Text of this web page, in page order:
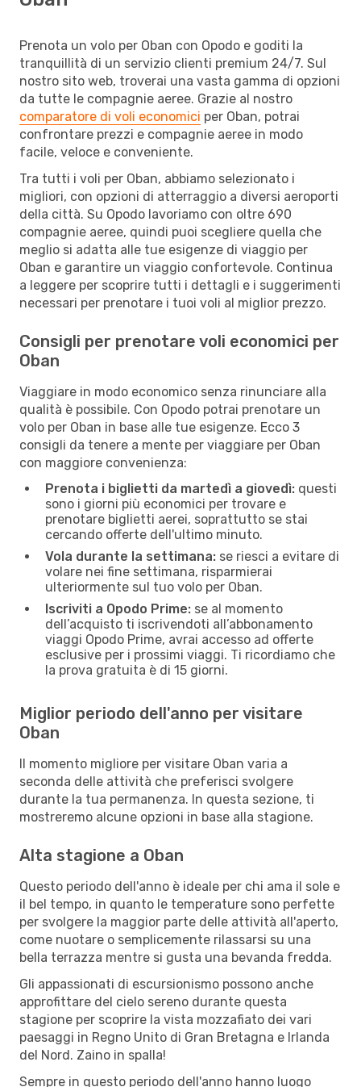
Prenota un volo per Oban con Opodo e goditi la
tranquillità di un servizio clienti premium 24/7. Sul
nostro sito web, troverai una vasta gamma di opzioni
da tutte le compagnie aeree. Grazie al nostro
comparatore di voli economici per Oban, potrai
confrontare prezzi e compagnie aeree in modo
facile, veloce e conveniente.
Tra tutti i voli per Oban, abbiamo selezionato i
migliori, con opzioni di atterraggio a diversi aeroporti
della città. Su Opodo lavoriamo con oltre 690
compagnie aeree, quindi puoi scegliere quella che
meglio si adatta alle tue esigenze di viaggio per
Oban e garantire un viaggio confortevole. Continua
a leggere per scoprire tutti i dettagli e i suggerimenti
necessari per prenotare i tuoi voli al miglior prezzo.
Consigli per prenotare voli economici per
Oban
Viaggiare in modo economico senza rinunciare alla
qualità è possibile. Con Opodo potrai prenotare un
volo per Oban in base alle tue esigenze. Ecco 3
consigli da tenere a mente per viaggiare per Oban
con maggiore convenienza:
Prenota i biglietti da martedì a giovedì: questi
sono i giorni più economici per trovare e
prenotare biglietti aerei, soprattutto se stai
cercando offerte dell'ultimo minuto.
Vola durante la settimana: se riesci a evitare di
volare nei fine settimana, risparmierai
ulteriormente sul tuo volo per Oban.
Iscriviti a Opodo Prime: se al momento
dell’acquisto ti iscrivendoti all’abbonamento
viaggi Opodo Prime, avrai accesso ad offerte
esclusive per i prossimi viaggi. Ti ricordiamo che
la prova gratuita è di 15 giorni.
Miglior periodo dell'anno per visitare
Oban
Il momento migliore per visitare Oban varia a
seconda delle attività che preferisci svolgere
durante la tua permanenza. In questa sezione, ti
mostreremo alcune opzioni in base alla stagione.
Alta stagione a Oban
Questo periodo dell'anno è ideale per chi ama il sole e
il bel tempo, in quanto le temperature sono perfette
per svolgere la maggior parte delle attività all'aperto,
come nuotare o semplicemente rilassarsi su una
bella terrazza mentre si gusta una bevanda fredda.
Gli appassionati di escursionismo possono anche
approfittare del cielo sereno durante questa
stagione per scoprire la vista mozzafiato dei vari
paesaggi in Regno Unito di Gran Bretagna e Irlanda
del Nord. Zaino in spalla!
Sempre in questo periodo dell'anno hanno luogo